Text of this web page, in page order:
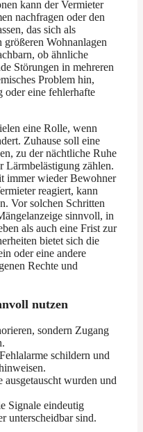
kann der Vermieter
nachfragen oder den
das sich als
Wohnanlagen
ob ähnliche
Störungen in mehreren
Problem hin,
oder eine fehlerhafte
eine Rolle, wenn
Zuhause soll eine
zu der nächtliche Ruhe
Lärmbelästigung zählen.
immer wieder Bewohner
reagiert, kann
Vor solchen Schritten
sinnvoll, in
als auch eine Frist zur
bietet sich die
oder eine andere
Rechte und
nutzen
sondern Zugang
schildern und
ausgetauscht wurden und
Signale eindeutig
unterscheidbar sind.